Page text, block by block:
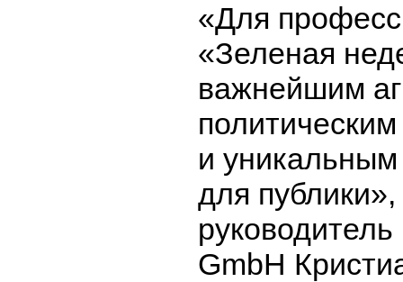
«Для
«Зеленая
важнейшим
и
для
GmbH